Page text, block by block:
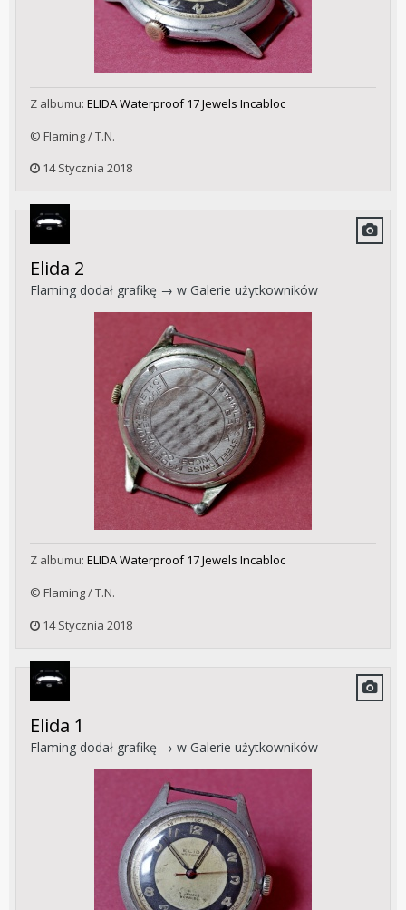
Z albumu: ELIDA Waterproof 17 Jewels Incabloc
© Flaming / T.N.
14 Stycznia 2018
Elida 2
Flaming dodał grafikę → w Galerie użytkowników
Z albumu: ELIDA Waterproof 17 Jewels Incabloc
© Flaming / T.N.
14 Stycznia 2018
Elida 1
Flaming dodał grafikę → w Galerie użytkowników